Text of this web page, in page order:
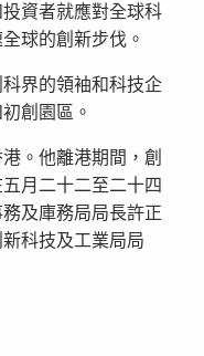
資者就應對全球科
球的創新步伐。
界的領袖和科技企
創園區。
。他離港期間，創
月二十二至二十四
及庫務局局長許正
科技及工業局局